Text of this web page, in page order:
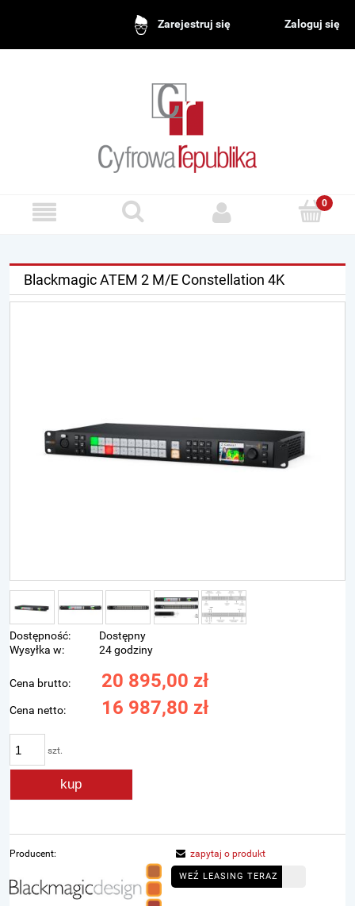
Zarejestruj się Zaloguj się
Blackmagic ATEM 2 M/E Constellation 4K
Dostępność:
Dostępny
Wysyłka w:
24 godziny
Cena brutto: 20 895,00 zł
Cena netto: 16 987,80 zł
szt.
kup
Producent: zapytaj o produkt
WEŹ LEASING TERAZ